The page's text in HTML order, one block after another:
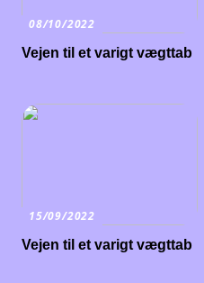
08/10/2022
Vejen til et varigt vægttab
15/09/2022
Vejen til et varigt vægttab